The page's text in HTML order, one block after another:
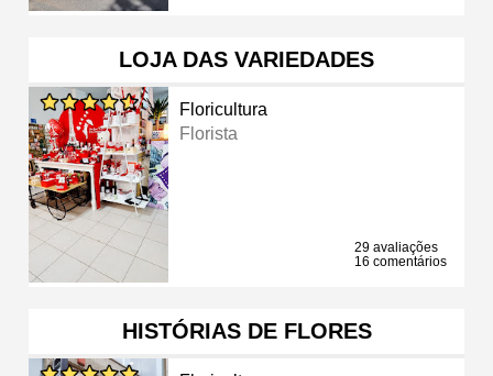
LOJA DAS VARIEDADES
Floricultura
Florista
29 avaliações
16 comentários
HISTÓRIAS DE FLORES